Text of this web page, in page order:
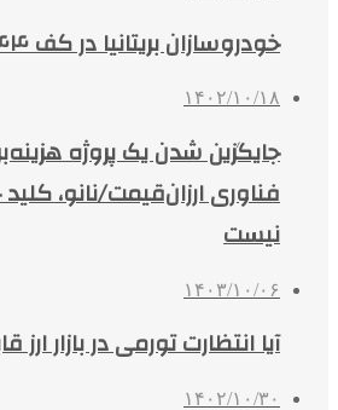
خودروسازان بریتانیا در کف ۴۴ سال گذشته
۱۴۰۲/۱۰/۱۸
جایگزین شدن یک پروژه
فناوری ارزان‌قیمت/نانو،
نیست
۱۴۰۳/۱۰/۰۶
آیا انتظارت تورمی در بازار
۱۴۰۲/۱۰/۳۰